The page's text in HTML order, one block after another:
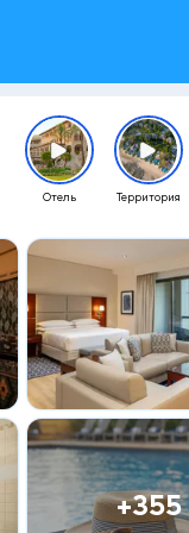
Отель Территория
+355